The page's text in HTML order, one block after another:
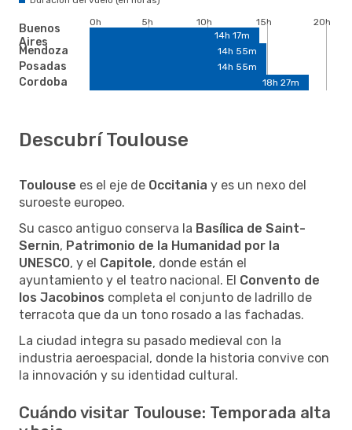
Buenos
Aires
Mendoza
Posadas
Cordoba
0h 5h 10h 15h
20h
14h 17m
14h 55m
14h 55m
18h 27m
Descubrí Toulouse
Toulouse es el eje de Occitania y es un nexo del
suroeste europeo.
Su casco antiguo conserva la Basílica de Saint-
Sernin, Patrimonio de la Humanidad por la
UNESCO, y el Capitole, donde están el
ayuntamiento y el teatro nacional. El Convento de
los Jacobinos completa el conjunto de ladrillo de
terracota que da un tono rosado a las fachadas.
La ciudad integra su pasado medieval con la
industria aeroespacial, donde la historia convive con
la innovación y su identidad cultural.
Cuándo visitar Toulouse: Temporada alta